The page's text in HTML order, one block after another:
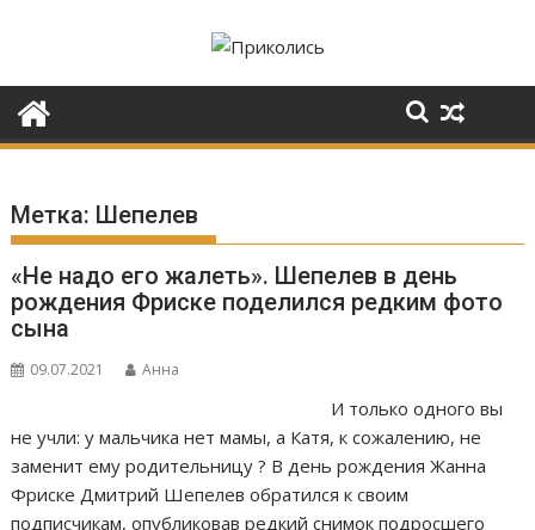
Метка: Шепелев
«Не надо его жалеть». Шепелев в день
рождения Фриске поделился редким фото
сына
09.07.2021 Анна
И только одного вы
не учли: у мальчика нет мамы, а Катя, к сожалению, не
заменит ему родительницу ? В день рождения Жанна
Фриске Дмитрий Шепелев обратился к своим
подписчикам, опубликовав редкий снимок подросшего